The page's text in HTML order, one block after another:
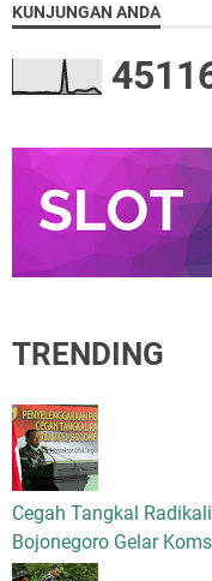
KUNJUNGAN ANDA
4511
TRENDING
Cegah Tangkal
Bojonegoro Gelar